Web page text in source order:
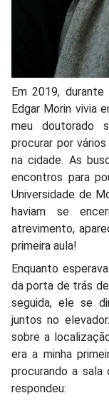
Em 2019,
Edgar Morin vivia
meu doutorado
procurar por
na cidade. As
encontros para
Universidade de
haviam se
atrevimento,
primeira aula!
Enquanto
da porta de trás
seguida, ele se
juntos no
sobre a
era a minha
procurando a sala
respondeu: